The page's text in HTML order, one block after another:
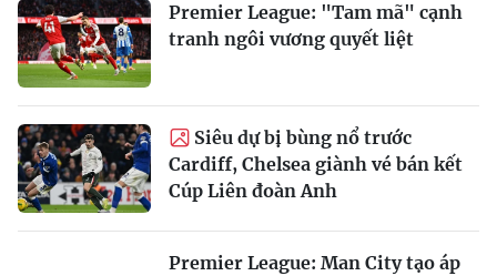
Premier League: "Tam mã" cạnh
tranh ngôi vương quyết liệt
Siêu dự bị bùng nổ trước
Cardiff, Chelsea giành vé bán kết
Cúp Liên đoàn Anh
Premier League: Man City tạo áp